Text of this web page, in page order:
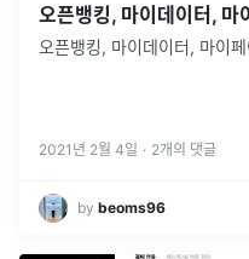
오픈뱅킹, 마이데이터, 마
오픈뱅킹, 마이데이터, 마이
2021년 2월 4일 · 2개의 댓글
by beoms96